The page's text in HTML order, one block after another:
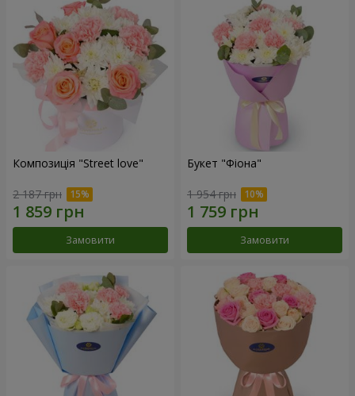
Композиція "Street love"
2 187 грн
Замовити
Букет "Фіона"
1 954 грн
Замовити